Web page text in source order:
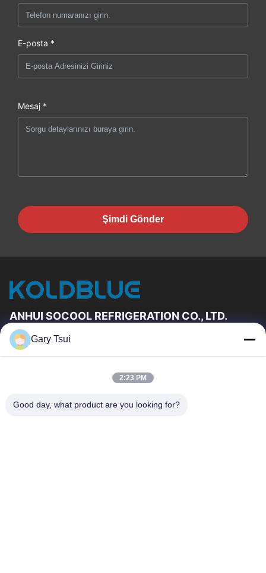
E-posta *
Mesaj *
Şimdi Gönder
ANHUI SOCOOL REFRIGERATION CO., LTD.
Hızlı Linkler
Hakkımızda
Fabrika Turu
Kalite Kontrol
Gary Tsui
2:23 PM
Good day, what product are you looking for?